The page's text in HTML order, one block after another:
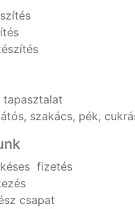
tapasztalat
szakács, pék,
fizetés
csapat